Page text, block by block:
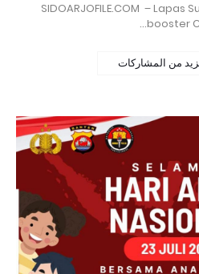
SIDOARJOFILE.COM –
booster
من المشاركات